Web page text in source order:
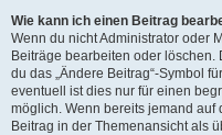
Wie kann ich einen Beitrag
Wenn du nicht Administrator oder
Beiträge bearbeiten oder
du das „Ändere Beitrag“-Symbol
eventuell ist dies nur für einen
möglich. Wenn bereits jemand
Beitrag in der Themenansicht als